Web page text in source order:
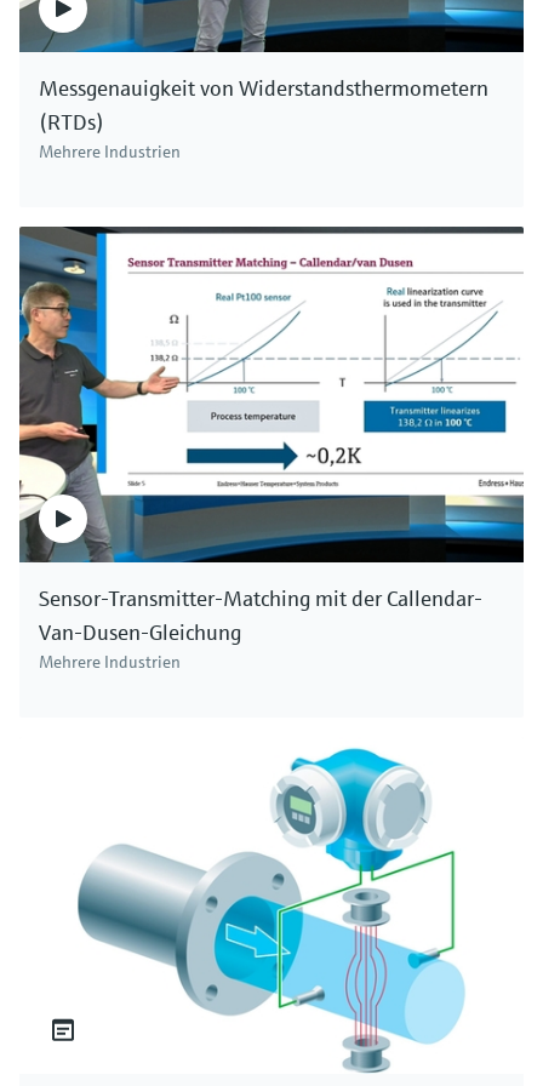
Messgenauigkeit von Widerstandsthermometern
(RTDs)
Mehrere Industrien
Sensor-Transmitter-Matching mit der Callendar-
Van-Dusen-Gleichung
Mehrere Industrien